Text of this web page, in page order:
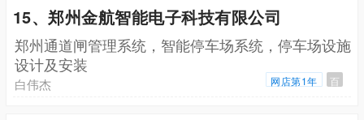
15、郑州金航智能电子科技有限公司
郑州通道闸管理系统，智能停车场系统，停车场设施
设计及安装
白伟杰 网店第1年 百